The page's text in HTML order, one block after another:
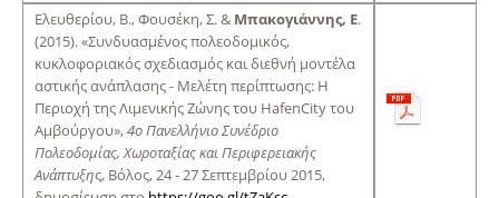
Ελευθερίου, Β., Φουσέκη, Σ. & Μπακογιάννης, E.
(2015). «Συνδυασμένος πολεοδομικός,
κυκλοφοριακός σχεδιασμός και διεθνή μοντέλα
αστικής ανάπλασης - Μελέτη περίπτωσης: Η
Περιοχή της Λιμενικής Ζώνης του HafenCity του
Αμβούργου»,4ο Πανελλήνιο Συνέδριο
Πολεοδομίας, Χωροταξίας και Περιφερειακής
Ανάπτυξης, Βόλος, 24 - 27 Σεπτεμβρίου 2015,